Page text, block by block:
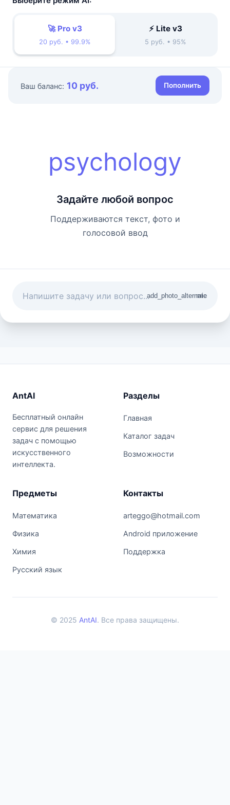
🚀 Pro v3
20 руб. • 99.9%
⚡ Lite v3
5 руб. • 95%
Ваш баланс: 10 руб. Пополнить
psychology
Задайте любой вопрос
Поддерживаются текст, фото и
голосовой ввод
add_photo_alternate
mic
AntAI
Бесплатный онлайн
сервис для решения
задач с помощью
искусственного
интеллекта.
Разделы
Главная
Каталог задач
Возможности
Предметы
Математика
Физика
Химия
Русский язык
Контакты
arteggo@hotmail.com
Android приложение
Поддержка
© 2025 AntAI. Все права защищены.